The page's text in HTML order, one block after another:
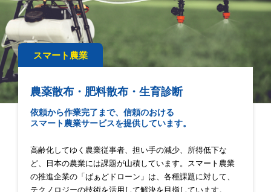
スマート農業
農薬散布・肥料散布・生育診断
依頼から作業完了まで、信頼のおける
スマート農業サービスを提供しています。
高齢化してゆく農業従事者、担い手の減少、所得低下な
ど、日本の農業には課題が山積しています。スマート農業
の推進企業の「ばぁどドローン」は、各種課題に対して、
テクノロジーの技術を活用して解決を目指しています。